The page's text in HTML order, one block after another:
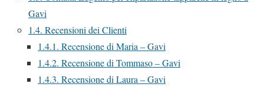
Gavi
1.4. Recensioni dei Clienti
1.4.1. Recensione di Maria – Gavi
1.4.2. Recensione di Tommaso – Gavi
1.4.3. Recensione di Laura – Gavi